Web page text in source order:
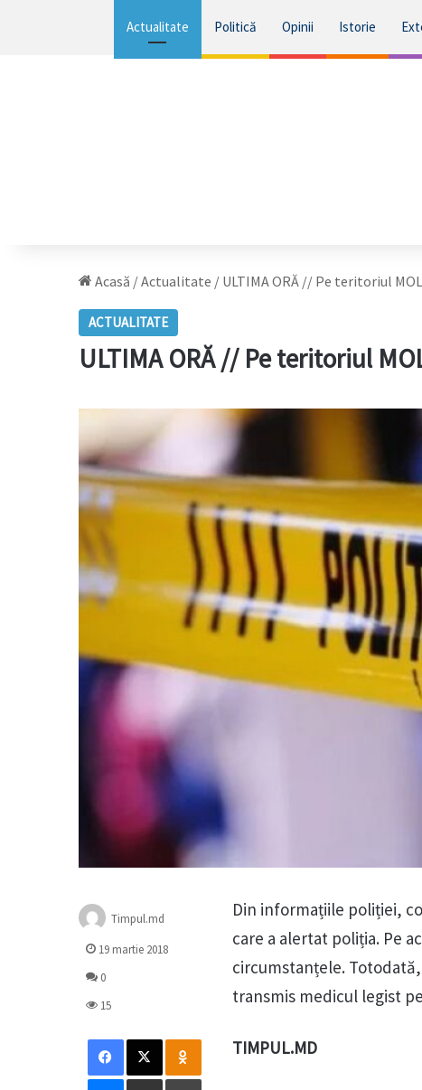
Actualitate Politică Opinii Istorie
Acasă /Actualitate / ULTIMA ORĂ // Pe teritoriul
ACTUALITATE
ULTIMA ORĂ // Pe teritoriul
Din informațiile poliției,
care a alertat poliția. Pe
circumstanțele.
transmis medicul legist
TIMPUL.MD
Timpul.md
19 martie 2018
0
15
Facebook
X Odnoklassniki
Messenger
Distribuie prin mail Tipărește